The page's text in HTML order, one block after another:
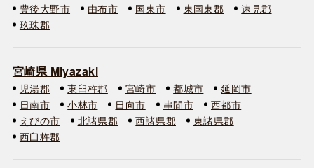
豊後大野市
由布市 国東市 東国東郡
速見郡
玖珠郡
宮崎県 Miyazaki
児湯郡 東臼杵郡 宮崎市 都城市
延岡市
日南市
小林市 日向市 串間市
西都市
えびの市
北諸県郡 西諸県郡
東諸県郡
西臼杵郡